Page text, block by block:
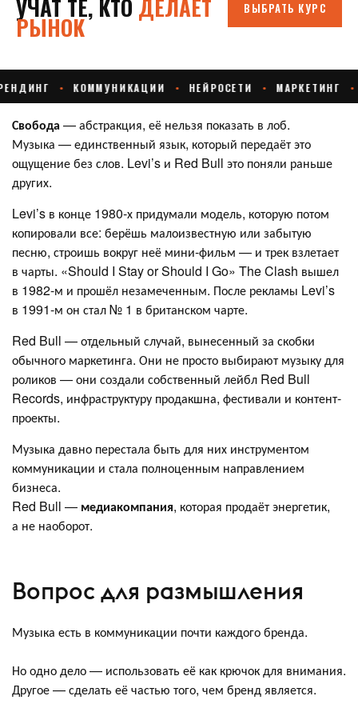
Свобода — абстракция, её нельзя показать в лоб.
Музыка — единственный язык, который передаёт это
ощущение без слов. Levi’s и Red Bull это поняли раньше
других.
Levi’s в конце 1980-х придумали модель, которую потом
копировали все: берёшь малоизвестную или забытую
песню, строишь вокруг неё мини-фильм — и трек взлетает
в чарты. «Should I Stay or Should I Go» The Clash вышел
в 1982-м и прошёл незамеченным. После рекламы Levi’s
в 1991-м он стал № 1 в британском чарте.
Red Bull — отдельный случай, вынесенный за скобки
обычного маркетинга. Они не просто выбирают музыку для
роликов — они создали собственный лейбл Red Bull
Records, инфраструктуру продакшна, фестивали и контент-
проекты.
Музыка давно перестала быть для них инструментом
коммуникации и стала полноценным направлением
бизнеса.
Red Bull — медиакомпания, которая продаёт энергетик,
а не наоборот.
Вопрос для размышления
Музыка есть в коммуникации почти каждого бренда.
Но одно дело — использовать её как крючок для внимания.
Другое — сделать её частью того, чем бренд является.